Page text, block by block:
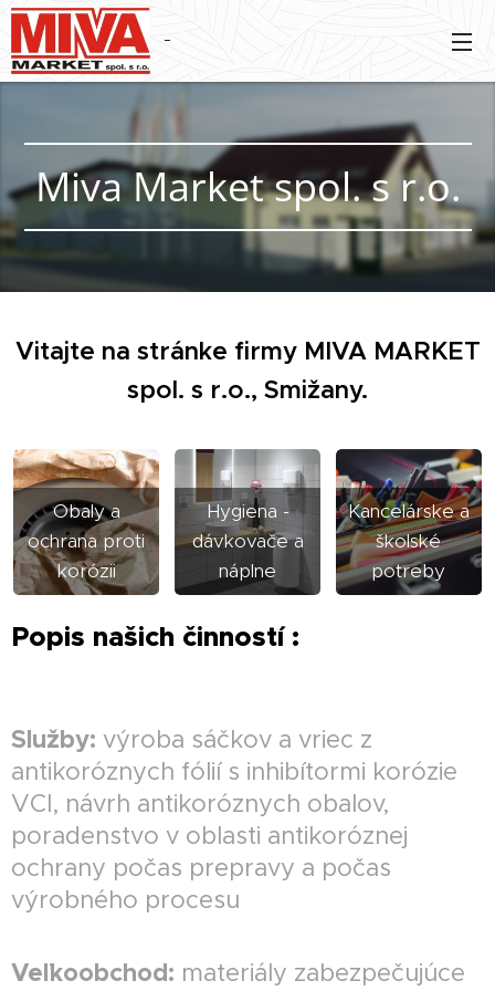
Miva Market spol. s r.o.
Vitajte na stránke firmy MIVA MARKET
spol. s r.o., Smižany.
Obaly a
ochrana proti
korózii
Hygiena -
dávkovače a
náplne
Kancelárske a
školské
potreby
Popis našich činností :
Služby: výroba sáčkov a vriec z
antikoróznych fólií s inhibítormi korózie
VCI, návrh antikoróznych obalov,
poradenstvo v oblasti antikoróznej
ochrany počas prepravy a počas
výrobného procesu
Veľkoobchod: materiály zabezpečujúce